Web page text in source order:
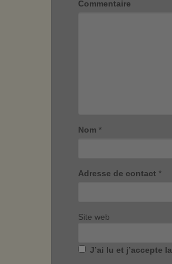
Commentaire
Nom *
Adresse de contact *
Site web
J’ai lu et j’accepte la